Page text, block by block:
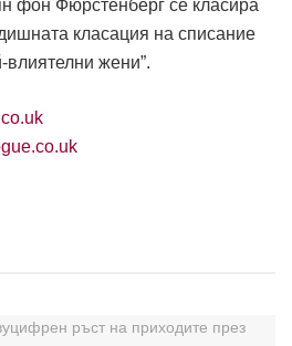
фон Фюрстенберг се класира
класация на списание
влиятелни жени”.